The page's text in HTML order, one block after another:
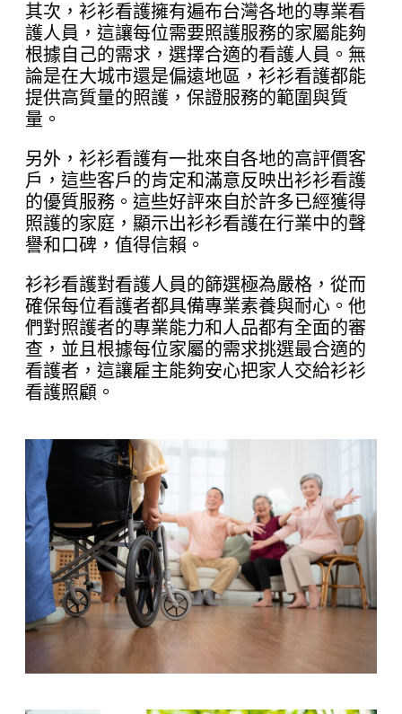
其次，衫衫看護擁有遍布台灣各地的專業看
護人員，這讓每位需要照護服務的家屬能夠
根據自己的需求，選擇合適的看護人員。無
論是在大城市還是偏遠地區，衫衫看護都能
提供高質量的照護，保證服務的範圍與質
量。
另外，衫衫看護有一批來自各地的高評價客
戶，這些客戶的肯定和滿意反映出衫衫看護
的優質服務。這些好評來自於許多已經獲得
照護的家庭，顯示出衫衫看護在行業中的聲
譽和口碑，值得信賴。
衫衫看護對看護人員的篩選極為嚴格，從而
確保每位看護者都具備專業素養與耐心。他
們對照護者的專業能力和人品都有全面的審
查，並且根據每位家屬的需求挑選最合適的
看護者，這讓雇主能夠安心把家人交給衫衫
看護照顧。